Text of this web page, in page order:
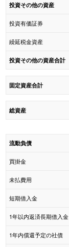
投資その他の資産
投資有価証券
繰延税金資産
投資その他の資産合計
固定資産合計
総資産
流動負債
買掛金
未払費用
短期借入金
1年以内返済長期借入金
1年内償還予定の社債